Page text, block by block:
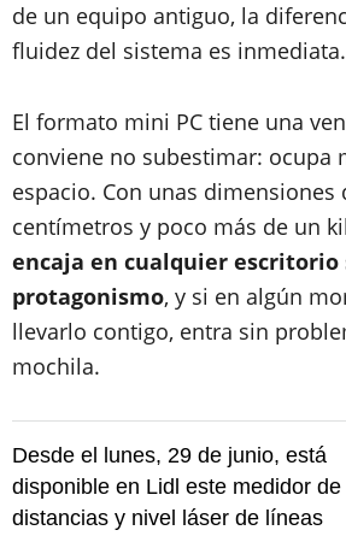
de un equipo antiguo, la
fluidez del sistema es inmediata.
El formato mini PC tiene una
conviene no subestimar: ocupa
espacio. Con unas dimensiones
centímetros y poco más de un
encaja en cualquier escritorio
protagonismo, y si en algún
llevarlo contigo, entra sin
mochila.
Desde el lunes, 29 de junio, está
disponible en Lidl este medidor de
distancias y nivel láser de líneas